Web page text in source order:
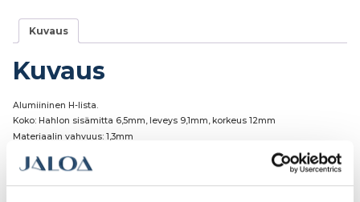
Kuvaus
Kuvaus
Alumiininen H-lista.
Koko: Hahlon sisämitta 6,5mm, leveys 9,1mm, korkeus 12mm
Materiaalin vahvuus: 1,3mm